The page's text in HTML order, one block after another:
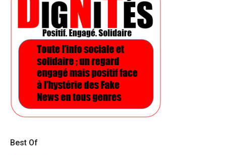
Best Of